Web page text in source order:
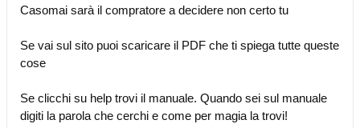
Casomai sarà il compratore a decidere non certo tu
Se vai sul sito puoi scaricare il PDF che ti spiega tutte queste
cose
Se clicchi su help trovi il manuale. Quando sei sul manuale
digiti la parola che cerchi e come per magia la trovi!